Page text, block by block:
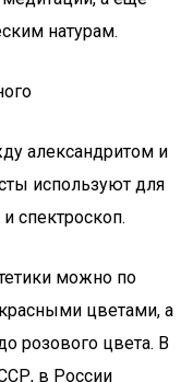
натурам.
александритом и
используют для
спектроскоп.
можно по
цветами, а
розового цвета. В
в России